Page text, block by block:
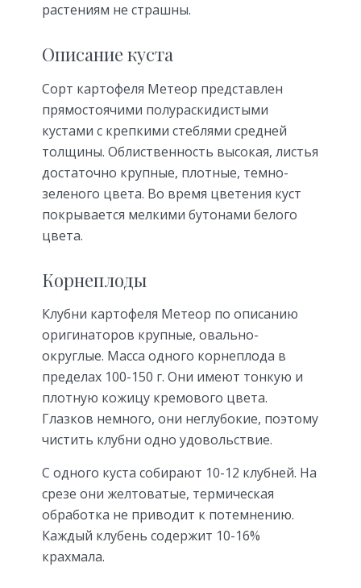
растениям не страшны.
Описание куста
Сорт картофеля Метеор представлен
прямостоячими полураскидистыми
кустами с крепкими стеблями средней
толщины. Облиственность высокая, листья
достаточно крупные, плотные, темно-
зеленого цвета. Во время цветения куст
покрывается мелкими бутонами белого
цвета.
Корнеплоды
Клубни картофеля Метеор по описанию
оригинаторов крупные, овально-
округлые. Масса одного корнеплода в
пределах 100-150 г. Они имеют тонкую и
плотную кожицу кремового цвета.
Глазков немного, они неглубокие, поэтому
чистить клубни одно удовольствие.
С одного куста собирают 10-12 клубней. На
срезе они желтоватые, термическая
обработка не приводит к потемнению.
Каждый клубень содержит 10-16%
крахмала.